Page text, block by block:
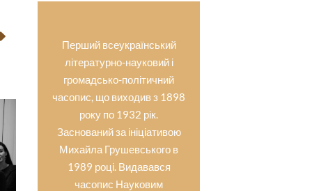
Перший всеукраїнський
літературно-науковий і
громадсько-політичний
часопис, що виходив з 1898
року по 1932 рік.
Заснований за ініціативою
Михайла Грушевського в
1989 році. Видавався
часопис Науковим